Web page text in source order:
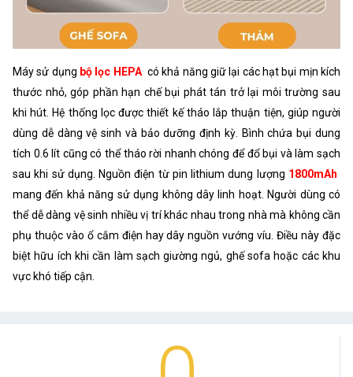
Máy sử dụng bộ lọc HEPA có khả năng giữ lại các hạt bụi mịn kích
thước nhỏ, góp phần hạn chế bụi phát tán trở lại môi trường sau
khi hút. Hệ thống lọc được thiết kế tháo lắp thuận tiện, giúp người
dùng dễ dàng vệ sinh và bảo dưỡng định kỳ. Bình chứa bụi dung
tích 0.6 lít cũng có thể tháo rời nhanh chóng để đổ bụi và làm sạch
sau khi sử dụng. Nguồn điện từ pin lithium dung lượng 1800mAh
mang đến khả năng sử dụng không dây linh hoạt. Người dùng có
thể dễ dàng vệ sinh nhiều vị trí khác nhau trong nhà mà không cần
phụ thuộc vào ổ cắm điện hay dây nguồn vướng víu. Điều này đặc
biệt hữu ích khi cần làm sạch giường ngủ, ghế sofa hoặc các khu
vực khó tiếp cận.